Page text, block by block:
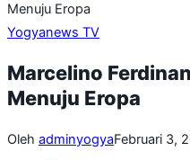
Menuju Eropa
Yogyanews TV
Marcelino
Menuju Eropa
Oleh adminyogyaFebruari 3,